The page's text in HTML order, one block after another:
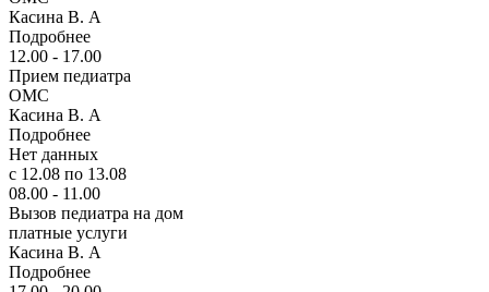
Касина В. А
Подробнее
12.00 - 17.00
Прием педиатра
ОМС
Касина В. А
Подробнее
Нет данных
с 12.08 по 13.08
08.00 - 11.00
Вызов педиатра на дом
платные услуги
Касина В. А
Подробнее